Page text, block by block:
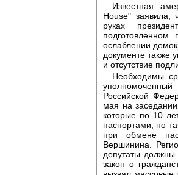
Известная
House" заявила,
руках
подготовленном
ослаблении
документе также
и отсутствие
Необходимы
уполномоченный
Российской
мая на
которые по 10
паспортами, но
при обмене
Вершинина.
депутаты
закон о